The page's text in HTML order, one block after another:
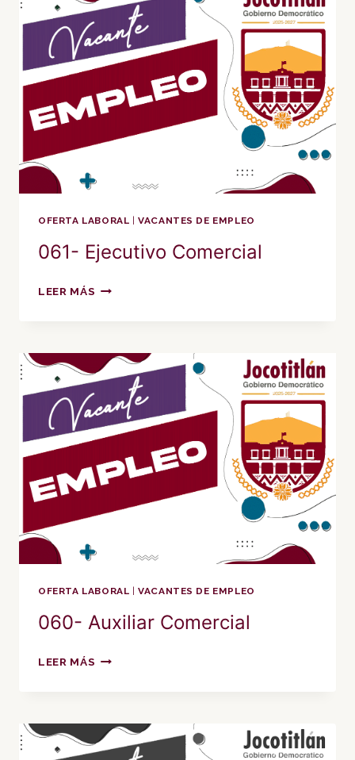
OFERTA LABORAL |VACANTES DE EMPLEO
061- Ejecutivo Comercial
LEER MÁS 061-
OFERTA LABORAL |VACANTES DE EMPLEO
060- Auxiliar Comercial
LEER MÁS 060-